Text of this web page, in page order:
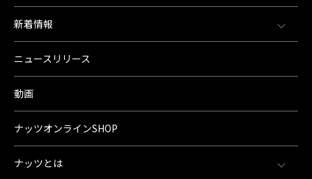
新着情報
ニュースリリース
動画
ナッツオンラインSHOP
ナッツとは